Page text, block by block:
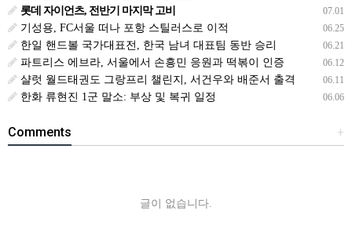
07.01
롯데 자이언츠, 전반기 마지막 고비
06.25
기성용, FC서울 떠나 포항 스틸러스로 이적
06.21
한일 핸드볼 국가대표전, 한국 남녀 대표팀 동반 승리
06.12
파트리스 에브라, 서울에서 손흥민 응원과 떡볶이 인증
06.11
샬럿 월드태권도 그랑프리 챌린지, 서건우와 배준서 출격
06.06
한화 류현진 1군 말소: 부상 및 복귀 일정
+
Comments
글이 없습니다.